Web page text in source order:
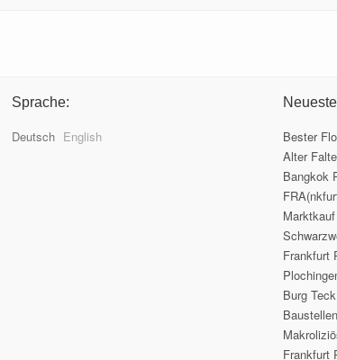
Sprache:
Deutsch English
Bester
Alter
Bangkok
Frankfurt
Burg
Frankfurt